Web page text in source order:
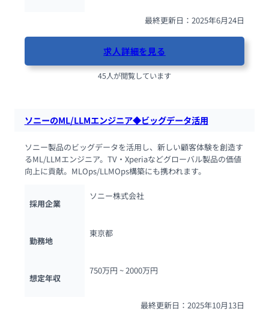
最終更新日：2025年6月24日
求人詳細を見る
45人が閲覧しています
ソニーのML/LLMエンジニア◆ビッグデータ活用
ソニー製品のビッグデータを活用し、新しい顧客体験を創造す
るML/LLMエンジニア。TV・Xperiaなどグローバル製品の価値
向上に貢献。MLOps/LLMOps構築にも携われます。
採用企業
ソニー株式会社
勤務地
東京都
想定年収
750万円 ~ 2000万円
最終更新日：2025年10月13日